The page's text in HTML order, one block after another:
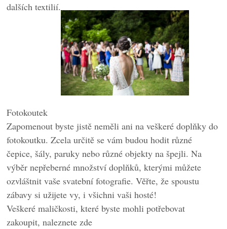
dalších textilií.
Fotokoutek
Zapomenout byste jistě neměli ani na veškeré doplňky do
fotokoutku. Zcela určitě se vám budou hodit různé
čepice, šály, paruky nebo různé objekty na špejli. Na
výběr nepřeberné množství doplňků, kterými můžete
ozvláštnit vaše svatební fotografie. Věřte, že spoustu
zábavy si užijete vy, i všichni vaši hosté!
Veškeré maličkosti, které byste mohli potřebovat
zakoupit, naleznete zde